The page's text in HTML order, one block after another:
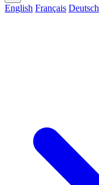
English Français Deutsch